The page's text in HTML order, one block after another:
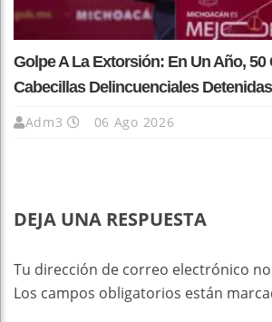
Golpe A La Extorsión: En Un Año, 50
Cabecillas Delincuenciales Detenidas
Adm3 06 Ago 2026
DEJA UNA RESPUESTA
Tu dirección de correo electrónico
Los campos obligatorios están